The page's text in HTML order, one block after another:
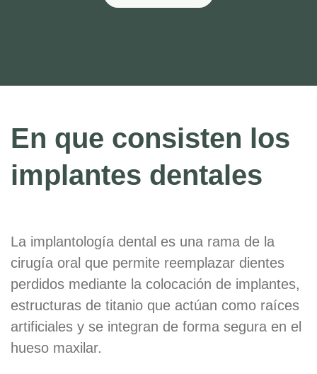
En que consisten los
implantes dentales
La implantología dental es una rama de la
cirugía oral que permite reemplazar dientes
perdidos mediante la colocación de implantes,
estructuras de titanio que actúan como raíces
artificiales y se integran de forma segura en el
hueso maxilar.